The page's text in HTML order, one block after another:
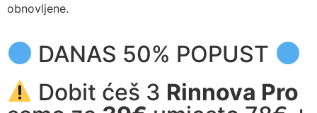
obnovljene.
DANAS 50% POPUST
Dobit ćeš 3 Rinnova Pro